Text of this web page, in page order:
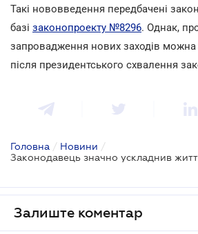
Такі нововведення передбачені
базі законопроекту №8296. Однак,
запровадження нових заходів
після президентського схвалення
Головна / Новини /
Залиште коментар